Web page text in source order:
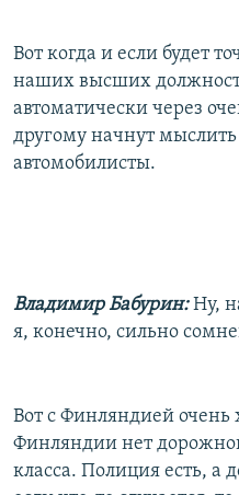
Вот когда и если будет
наших высших
автоматически через
другому начнут
автомобилисты.
Владимир Бабурин:Ну,
я, конечно, сильно
Вот с Финляндией
Финляндии нет
класса. Полиция есть, а